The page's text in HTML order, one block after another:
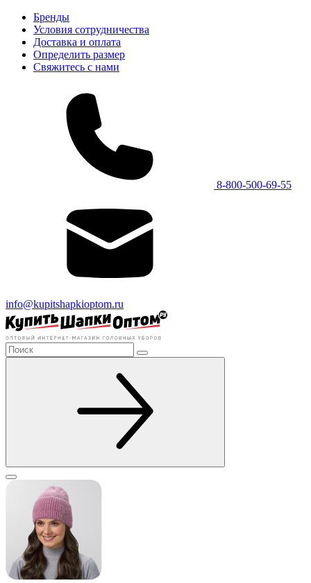
Бренды
Условия сотрудничества
Доставка и оплата
Определить размер
Свяжитесь с нами
8-800-500-69-55
info@kupitshapkioptom.ru